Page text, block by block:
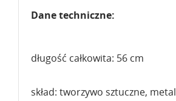
Dane techniczne:
długość całkowita: 56 cm
skład: tworzywo sztuczne, metal